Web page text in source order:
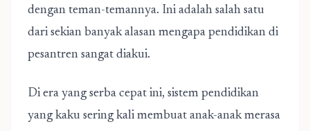
dengan teman-temannya. Ini adalah salah satu
dari sekian banyak alasan mengapa pendidikan di
pesantren sangat diakui.
Di era yang serba cepat ini, sistem pendidikan
yang kaku sering kali membuat anak-anak merasa